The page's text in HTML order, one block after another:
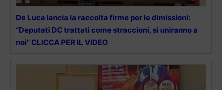
De Luca lancia la raccolta firme per le dimissioni:
“Deputati DC trattati come straccioni, si uniranno a
noi” CLICCA PER IL VIDEO